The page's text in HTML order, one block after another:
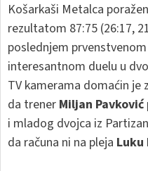
Košarkaši Metalca
rezultatom 87:75 (26:17,
poslednjem
interesantnom duelu u
TV kamerama domaćin je
da trener Miljan Pavković
i mladog dvojca iz
da računa ni na pleja Luku